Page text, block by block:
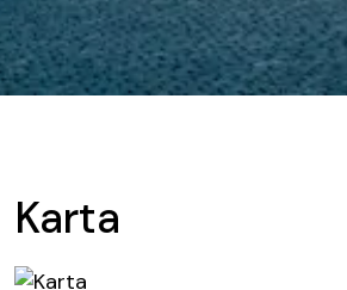
Karta